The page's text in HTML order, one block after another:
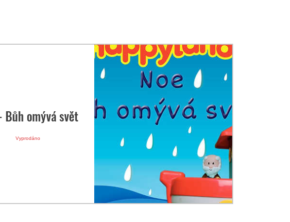
Bůh omývá svět
Vyprodáno